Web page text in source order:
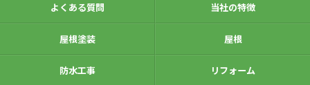
よくある質問 当社の特徴
屋根塗装 屋根
防水工事 リフォーム